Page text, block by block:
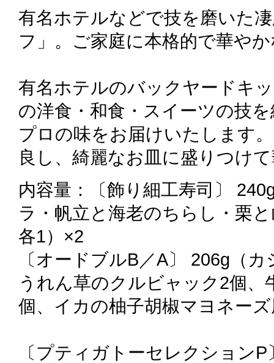
有名ホテルなどで技を磨いた
フ」。ご家庭に本格的で華や
有名ホテルのバックヤードキ
の洋食・和食・スイーツの技
プロの味をお届けいたします
良し、綺麗なお皿に盛りつけ
内容量：〔飾り細工寿司〕
ラ・帆立と海老のちらし・栗
各1）×2
〔オードブルB／A〕 206g（
うれん草のクルビャック2個
個、イカの柚子胡椒マヨネー
〔プティガトーセレクション